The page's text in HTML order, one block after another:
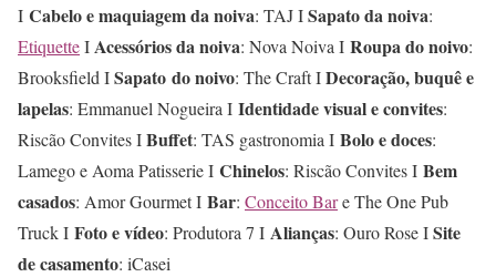
I Cabelo e maquiagem da noiva: TAJ ISapato da noiva:
EtiquetteIAcessórios da noiva: Nova Noiva I Roupa do noivo:
Brooksfield ISapato do noivo: The Craft IDecoração, buquê e
lapelas: Emmanuel Nogueira I Identidade visual e convites:
Riscão Convites IBuffet: TAS gastronomia I Bolo e doces:
Lamego e Aoma Patisserie I Chinelos: Riscão Convites I Bem
casados: Amor Gourmet I Bar: Conceito Bare The One Pub
Truck I Foto e vídeo: Produtora 7 I Alianças: Ouro Rose ISite
de casamento: iCasei